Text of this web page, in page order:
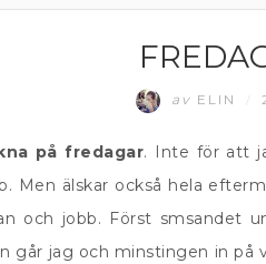
av ELIN
på fredagar. Inte för att
Men älskar också hela
och jobb. Först smsandet
går jag och minstingen in